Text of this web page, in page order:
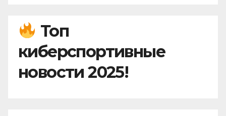
Топ
киберспортивные
новости 2025!